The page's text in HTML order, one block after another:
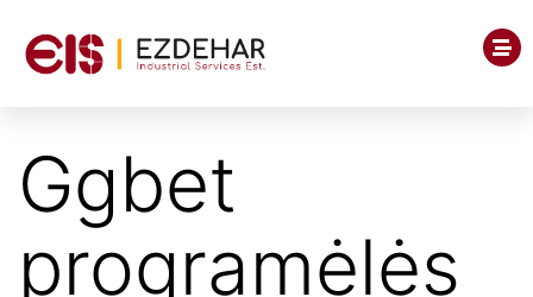
Ggbet
programėlės